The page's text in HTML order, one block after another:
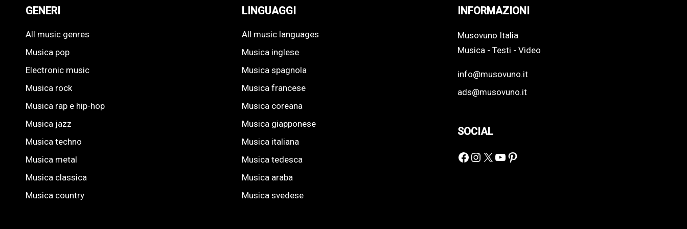
GENERI
All music genres
Musica pop
Electronic music
Musica rock
Musica rap e hip-hop
Musica jazz
Musica techno
Musica metal
Musica classica
Musica country
LINGUAGGI
All music languages
Musica inglese
Musica spagnola
Musica francese
Musica coreana
Musica giapponese
Musica italiana
Musica tedesca
Musica araba
Musica svedese
INFORMAZIONI
Musovuno Italia
Musica - Testi - Video
info@musovuno.it
ads@musovuno.it
SOCIAL
Facebook
Instagram
X YouTube
Pinterest